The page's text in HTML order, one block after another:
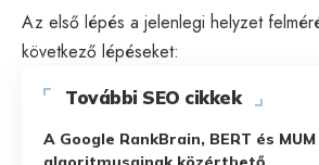
Az első lépés a jelenlegi helyzet
következő lépéseket:
További SEO cikkek
A Google RankBrain, BERT és MUM